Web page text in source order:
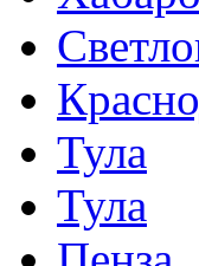
Тула
Тула